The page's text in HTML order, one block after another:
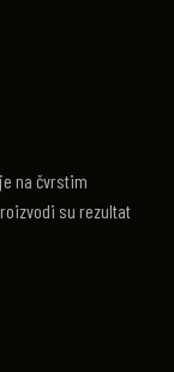
na čvrstim
su rezultat